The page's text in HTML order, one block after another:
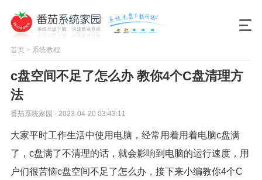
首页> 系统教程
c盘空间不足了怎么办 教你4个C盘清理方
法
番茄系统家园 · 2023-04-20 03:43:11
大家平时工作生活中使用电脑，经常用着用着电脑c盘满
了，c盘满了不清理的话，就会影响到电脑的运行速度，用
户们很苦恼c盘空间不足了怎么办，接下来小编教你4个C